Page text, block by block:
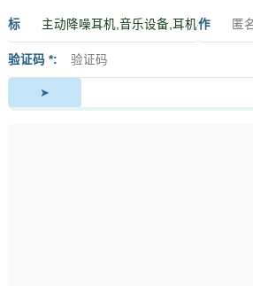
标
签
作
验证码 *